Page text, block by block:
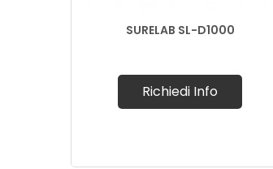
SURELAB SL-D1000
Richiedi Info